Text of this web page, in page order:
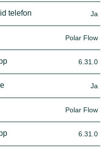
telefon Ja
Polar Flow
6.31.0
Ja
Polar Flow
6.31.0